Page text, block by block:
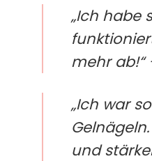
„Ich habe
mehr ab!“
„Ich war
und